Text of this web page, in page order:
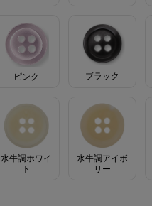
ピンク ブラック
水牛調ホワイ
ト
水牛調アイボ
リー